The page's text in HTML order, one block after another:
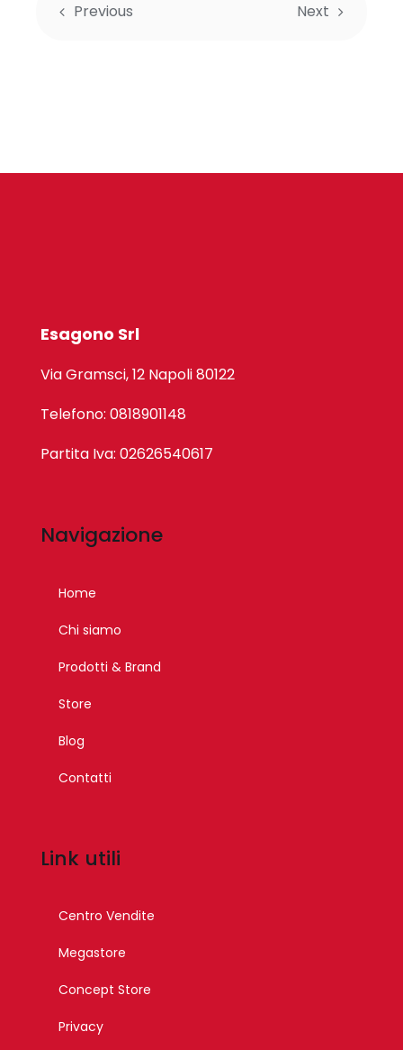
Previous Next
Esagono Srl
Via Gramsci, 12 Napoli 80122
Telefono: 0818901148
Partita Iva: 02626540617
Navigazione
Home
Chi siamo
Prodotti & Brand
Store
Blog
Contatti
Link utili
Centro Vendite
Megastore
Concept Store
Privacy